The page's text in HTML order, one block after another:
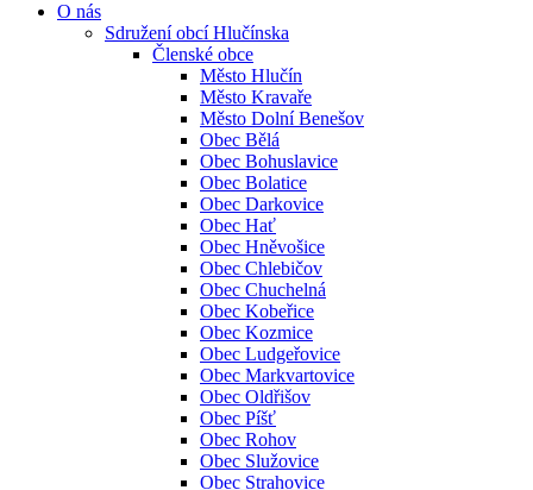
O nás
Sdružení obcí Hlučínska
Členské obce
Město Hlučín
Město Kravaře
Město Dolní Benešov
Obec Bělá
Obec Bohuslavice
Obec Bolatice
Obec Darkovice
Obec Hať
Obec Hněvošice
Obec Chlebičov
Obec Chuchelná
Obec Kobeřice
Obec Kozmice
Obec Ludgeřovice
Obec Markvartovice
Obec Oldřišov
Obec Píšť
Obec Rohov
Obec Služovice
Obec Strahovice